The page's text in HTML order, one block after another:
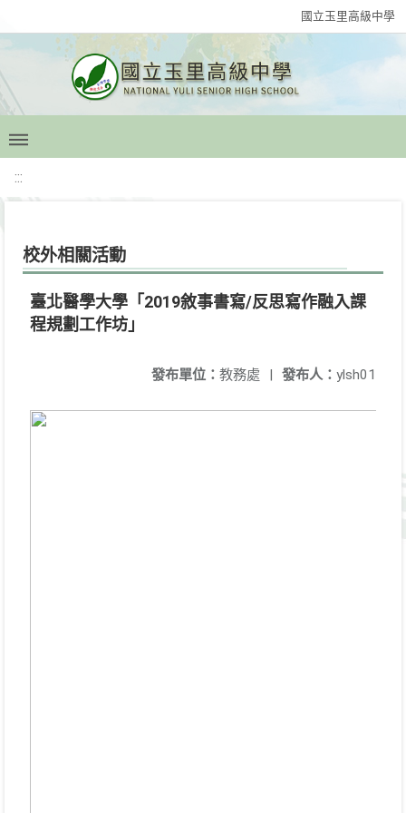
國立玉里高級中學
:::
校外相關活動
臺北醫學大學「2019敘事書寫/反思寫作融入課
程規劃工作坊」
發布人： ylsh01
發布單位： 教務處 |